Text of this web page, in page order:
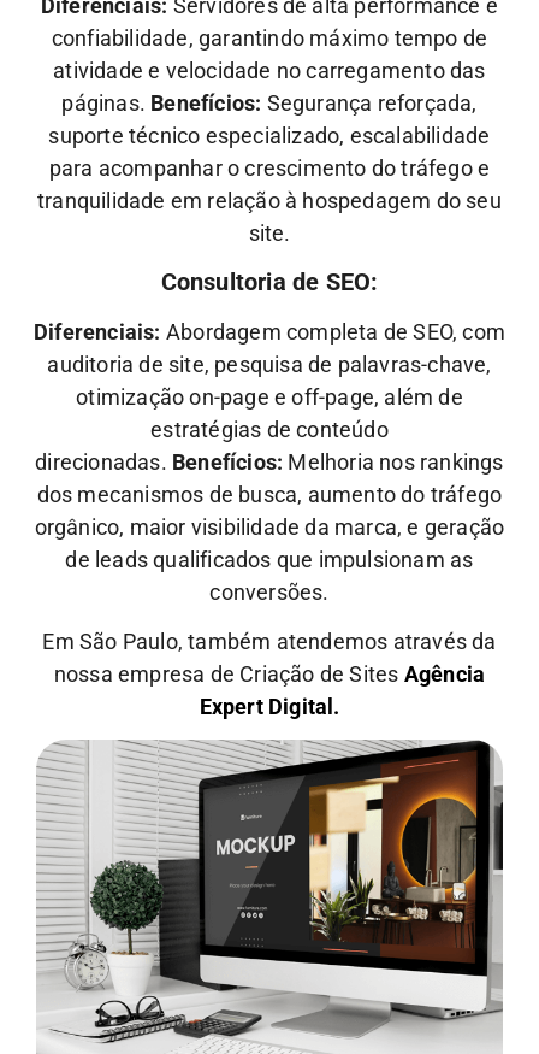
Diferenciais: Servidores de alta performance e
confiabilidade, garantindo máximo tempo de
atividade e velocidade no carregamento das
páginas. Benefícios: Segurança reforçada,
suporte técnico especializado, escalabilidade
para acompanhar o crescimento do tráfego e
tranquilidade em relação à hospedagem do seu
site.
Consultoria de SEO:
Diferenciais: Abordagem completa de SEO, com
auditoria de site, pesquisa de palavras-chave,
otimização on-page e off-page, além de
estratégias de conteúdo
direcionadas. Benefícios: Melhoria nos rankings
dos mecanismos de busca, aumento do tráfego
orgânico, maior visibilidade da marca, e geração
de leads qualificados que impulsionam as
conversões.
Em São Paulo, também atendemos através da
nossa empresa de Criação de Sites Agência
Expert Digital.